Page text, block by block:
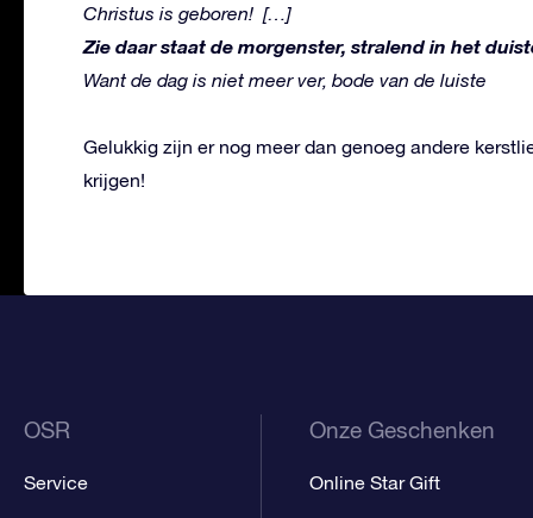
Christus is geboren! […]
Zie daar staat de morgenster, stralend in het
Want de dag is niet meer ver, bode van de luiste
Gelukkig zijn er nog meer dan genoeg andere
krijgen!
OSR
Service
Onze Geschenken
Online Star Gift